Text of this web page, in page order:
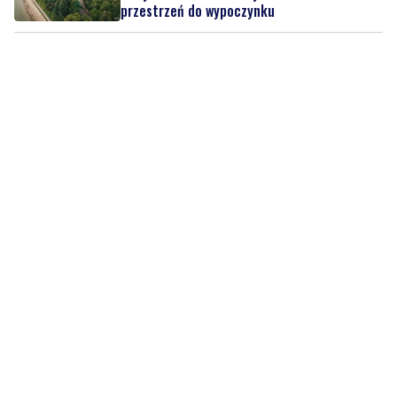
przestrzeń do wypoczynku